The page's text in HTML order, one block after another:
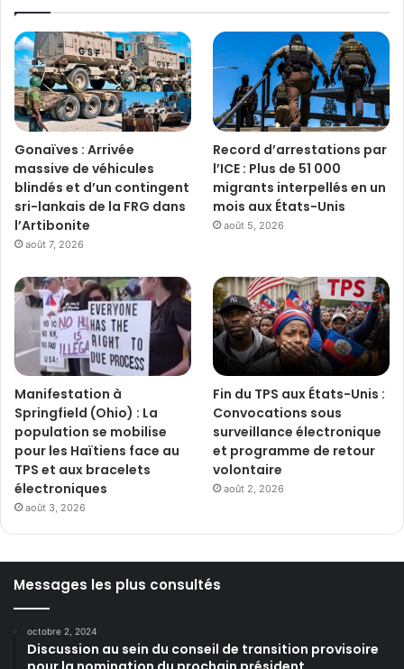
Gonaïves : Arrivée
massive de véhicules
blindés et d’un contingent
sri-lankais de la FRG dans
l’Artibonite
août 7, 2026
Record d’arrestations par
l’ICE : Plus de 51 000
migrants interpellés en un
mois aux États-Unis
août 5, 2026
Manifestation à
Springfield (Ohio) : La
population se mobilise
pour les Haïtiens face au
TPS et aux bracelets
électroniques
août 3, 2026
Fin du TPS aux États-Unis :
Convocations sous
surveillance électronique
et programme de retour
volontaire
août 2, 2026
Messages les plus consultés
octobre 2, 2024
Discussion au sein du conseil de transition provisoire